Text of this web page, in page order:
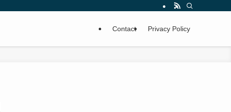
Contact Privacy Policy